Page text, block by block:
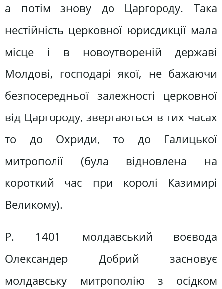
а потім знову до Царгороду. Така
нестійність церковної юрисдикції мала
місце і в новоутвореній державі
Молдові, господарі якої, не бажаючи
безпосередньої залежності церковної
від Царгороду, звертаються в тих часах
то до Охриди, то до Галицької
митрополії (була відновлена на
короткий час при королі Казимирі
Великому).
Р. 1401 молдавський воєвода
Олександер Добрий засновує
молдавську митрополію з осідком